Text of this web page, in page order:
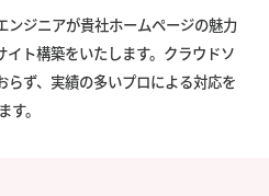
ンジニアが貴社ホームページの魅力
ト構築をいたします。クラウドソ
らず、実績の多いプロによる対応を
。